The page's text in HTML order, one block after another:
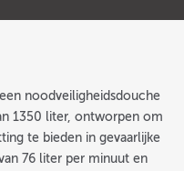
noodveiligheidsdouche
1350 liter, ontworpen om
te bieden in gevaarlijke
76 liter per minuut en